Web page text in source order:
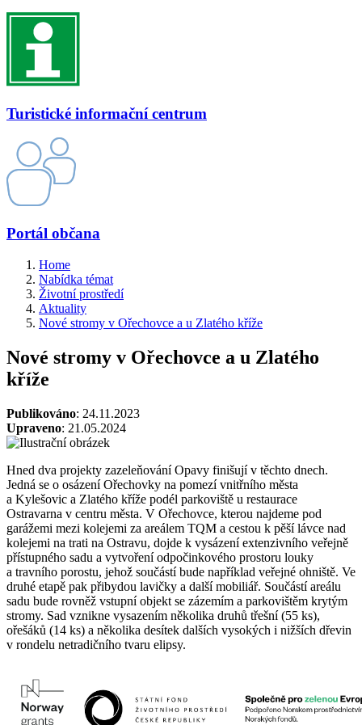
Turistické informační centrum
Portál občana
Home
Nabídka témat
Životní prostředí
Aktuality
Nové stromy v Ořechovce a u Zlatého kříže
Nové stromy v Ořechovce a u Zlatého
kříže
Publikováno: 24.11.2023
Upraveno: 21.05.2024
Hned dva projekty zazeleňování Opavy finišují v těchto dnech.
Jedná se o osázení Ořechovky na pomezí vnitřního města
a Kylešovic a Zlatého kříže podél parkoviště u restaurace
Ostravarna v centru města. V Ořechovce, kterou najdeme pod
garážemi mezi kolejemi za areálem TQM a cestou k pěší lávce nad
kolejemi na trati na Ostravu, dojde k vysázení extenzivního veřejně
přístupného sadu a vytvoření odpočinkového prostoru louky
a travního porostu, jehož součástí bude například veřejné ohniště. Ve
druhé etapě pak přibydou lavičky a další mobiliář. Součástí areálu
sadu bude rovněž vstupní objekt se zázemím a parkovištěm krytým
stromy. Sad vznikne vysazením několika druhů třešní (55 ks),
ořešáků (14 ks) a několika desítek dalších vysokých i nižších dřevin
v rondelu netradičního tvaru elipsy.